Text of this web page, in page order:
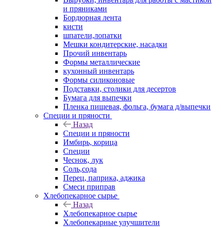
и пряниками
Бордюрная лента
кисти
шпатели,лопатки
Мешки кондитерские, насадки
Прочий инвентарь
Формы металлические
кухонный инвентарь
Формы силиконовые
Подставки, столики для десертов
Бумага для выпечки
Пленка пищевая, фольга, бумага д/выпечки
Специи и пряности
Назад
Специи и пряности
Имбирь, корица
Специи
Чеснок, лук
Соль,сода
Перец, паприка, аджика
Смеси приправ
Хлебопекарное сырье
Назад
Хлебопекарное сырье
Хлебопекарные улучшители